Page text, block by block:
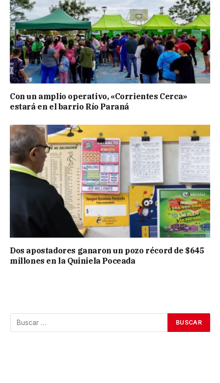
Con un amplio operativo, «Corrientes Cerca»
estará en el barrio Río Paraná
Dos apostadores ganaron un pozo récord de $645
millones en la Quiniela Poceada